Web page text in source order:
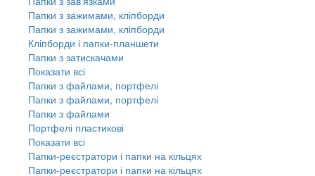
Папки з зажимами, кліпборди
Папки з зажимами, кліпборди
Кліпборди і папки-планшети
Папки з затискачами
Показати всі
Папки з файлами, портфелі
Папки з файлами, портфелі
Папки з файлами
Портфелі пластикові
Показати всі
Папки-реєстратори і папки на кільцях
Папки-реєстратори і папки на кільцях